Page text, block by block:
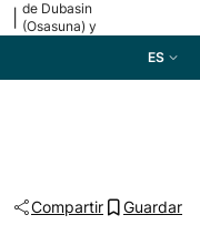
de Dubasin
(Osasuna) y
ES
Compartir Guardar